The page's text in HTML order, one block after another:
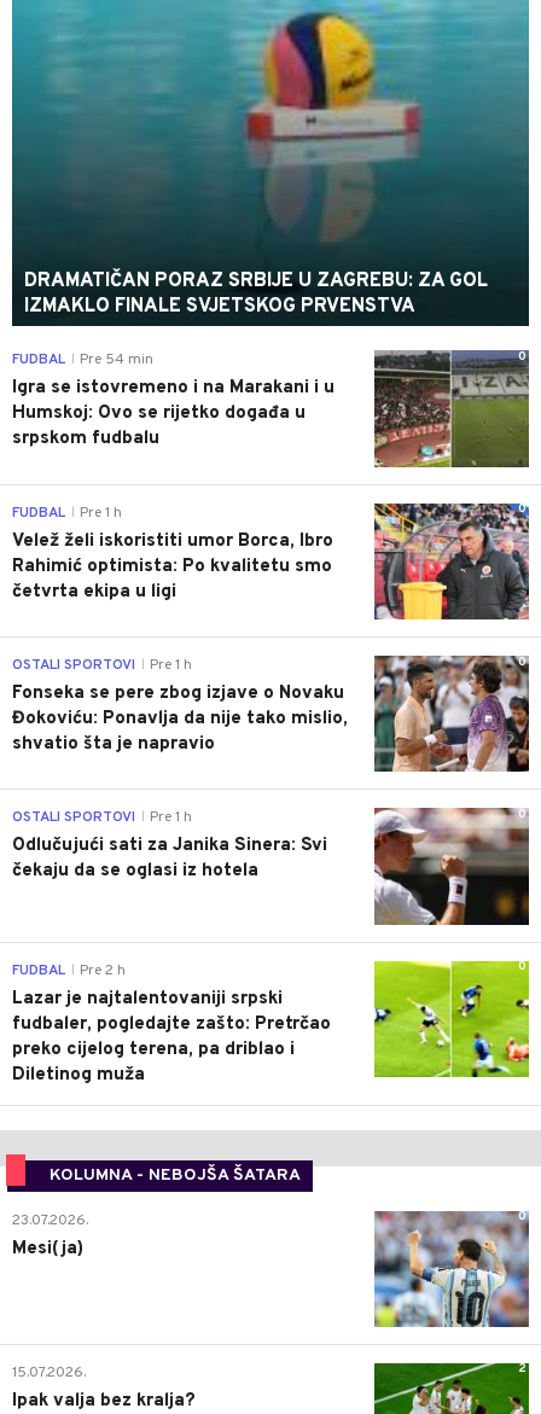
DRAMATIČAN PORAZ SRBIJE U ZAGREBU: ZA GOL
IZMAKLO FINALE SVJETSKOG PRVENSTVA
0
FUDBAL Pre 54 min
Igra se istovremeno i na Marakani i u
Humskoj: Ovo se rijetko događa u
srpskom fudbalu
0
FUDBAL Pre 1 h
Velež želi iskoristiti umor Borca, Ibro
Rahimić optimista: Po kvalitetu smo
četvrta ekipa u ligi
0
OSTALI SPORTOVI Pre 1 h
Fonseka se pere zbog izjave o Novaku
Đokoviću: Ponavlja da nije tako mislio,
shvatio šta je napravio
0
OSTALI SPORTOVI Pre 1 h
Odlučujući sati za Janika Sinera: Svi
čekaju da se oglasi iz hotela
0
FUDBAL Pre 2 h
Lazar je najtalentovaniji srpski
fudbaler, pogledajte zašto: Pretrčao
preko cijelog terena, pa driblao i
Diletinog muža
KOLUMNA - NEBOJŠA ŠATARA
0
23.07.2026.
Mesi(ja)
2
15.07.2026.
Ipak valja bez kralja?